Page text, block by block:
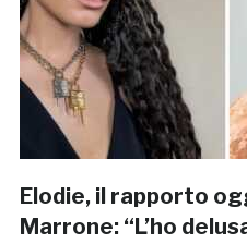
Elodie, il rapporto
Marrone: “L’ho